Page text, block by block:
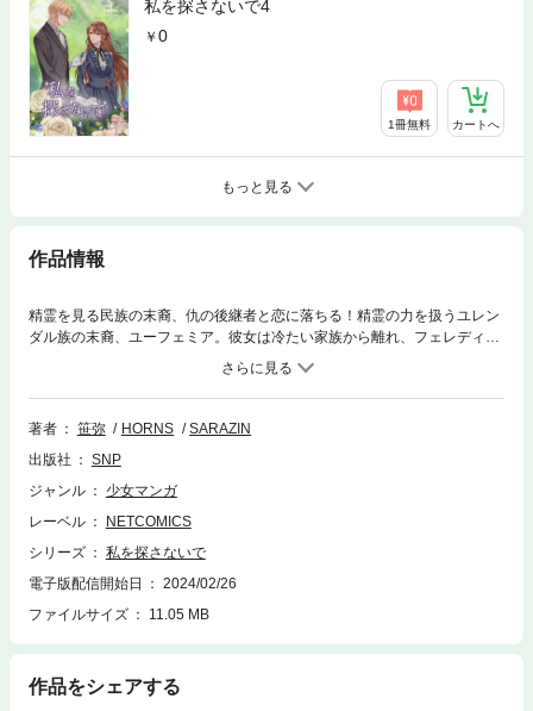
私を探さないで4
0
1冊無料 カートへ
もっと見る
作品情報
精霊を見る民族の末裔、仇の後継者と恋に落ちる！精霊の力を扱うユレン
ダル族の末裔、ユーフェミア。彼女は冷たい家族から離れ、フェレディッ
ト公爵夫人の看病人になり、そこで出会った補佐官のシリウスと恋に落ち
る。しかしシリウスが実は公爵家の一人息子、カーシアス・フェレディッ
トであり、ユレンダル属を皆殺した家の後継者だということがわかる。仇
の息子と恋を続けられなくなる彼女の選択は？
著者 笹弥 HORNS
SARAZIN
出版社
SNP
ジャンル
少女マンガ
レーベル
NETCOMICS
シリーズ
私を探さないで
電子版配信開始日
2024/02/26
ファイルサイズ
11.05 MB
作品をシェアする